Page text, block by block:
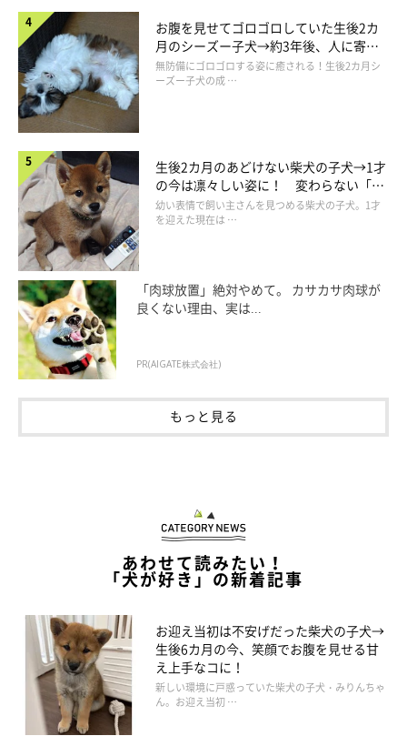
絶妙な嫌がらせをするりんご郎くんの様子に、Twitterユーザー
さんからは「可愛すぎて、危なすぎて、おもろすぎて何回もみち
ゃいました笑」「僕を忘れてない？ていうアピールでしょうか」
「これはりんごちゃんもゲームに参加してますね」
せられています。
ジェンガ中に絶妙な嫌がらせをしてくる柴犬
pic.twitter.com/uzlDR84vr9
— 柴犬りんご郎 (@ringoro119)
掲載協力／Twitter（
※この記事は投稿者さまにご了承をいただいたうえで制作してい
ます。
お腹を見せてゴロゴロしていた生後2カ
月のシーズー子犬→約3年後、人に寄り
添う優しいコに成長した姿にほっこり
無防備にゴロゴロする姿に癒される！生後2カ月シ
ーズー子犬の成 …
生後2カ月のあどけない柴犬の子犬→1才
の今は凛々しい姿に！ 変わらない「く
りくりおめめ」にもほっこり
幼い表情で飼い主さんを見つめる柴犬の子犬。1才
を迎えた現在は …
「肉球放置」絶対やめて。 カサカサ肉球が
良くない理由、実は...
PR(AIGATE株式会社)
もっと見る
あわせて読みたい！
「犬が好き」の新着記事
お迎え当初は不安げだった柴犬の子犬→
生後6カ月の今、笑顔でお腹を見せる甘
え上手なコに！
新しい環境に戸惑っていた柴犬の子犬・みりんちゃ
ん。お迎え当初 …